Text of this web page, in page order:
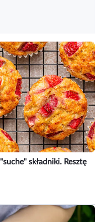
składniki. Resztę